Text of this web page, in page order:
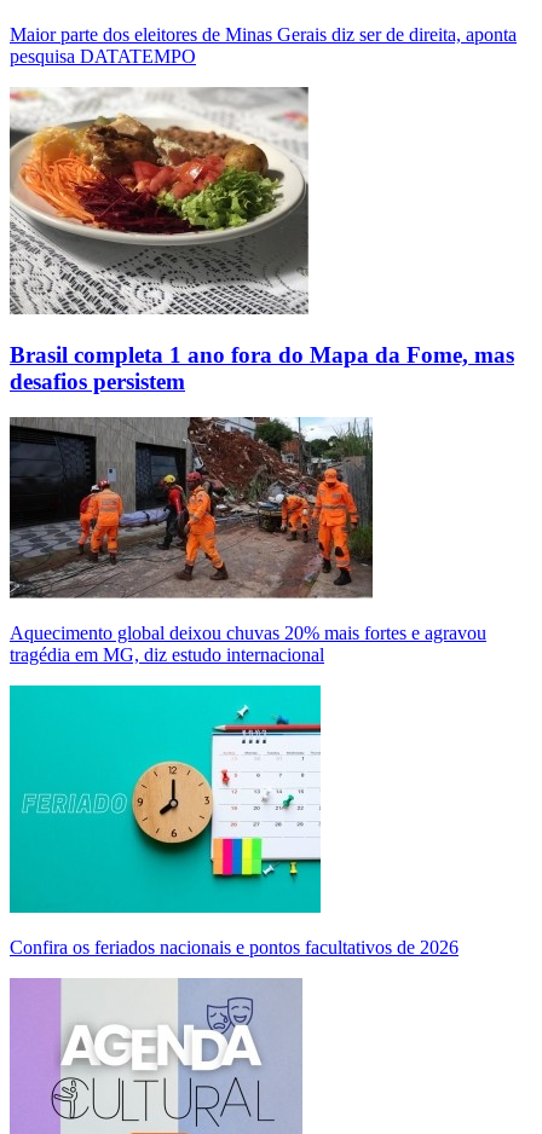
Maior parte dos eleitores de Minas Gerais diz ser de direita, aponta
pesquisa DATATEMPO
Brasil completa 1 ano fora do Mapa da Fome, mas
desafios persistem
Aquecimento global deixou chuvas 20% mais fortes e agravou
tragédia em MG, diz estudo internacional
Confira os feriados nacionais e pontos facultativos de 2026